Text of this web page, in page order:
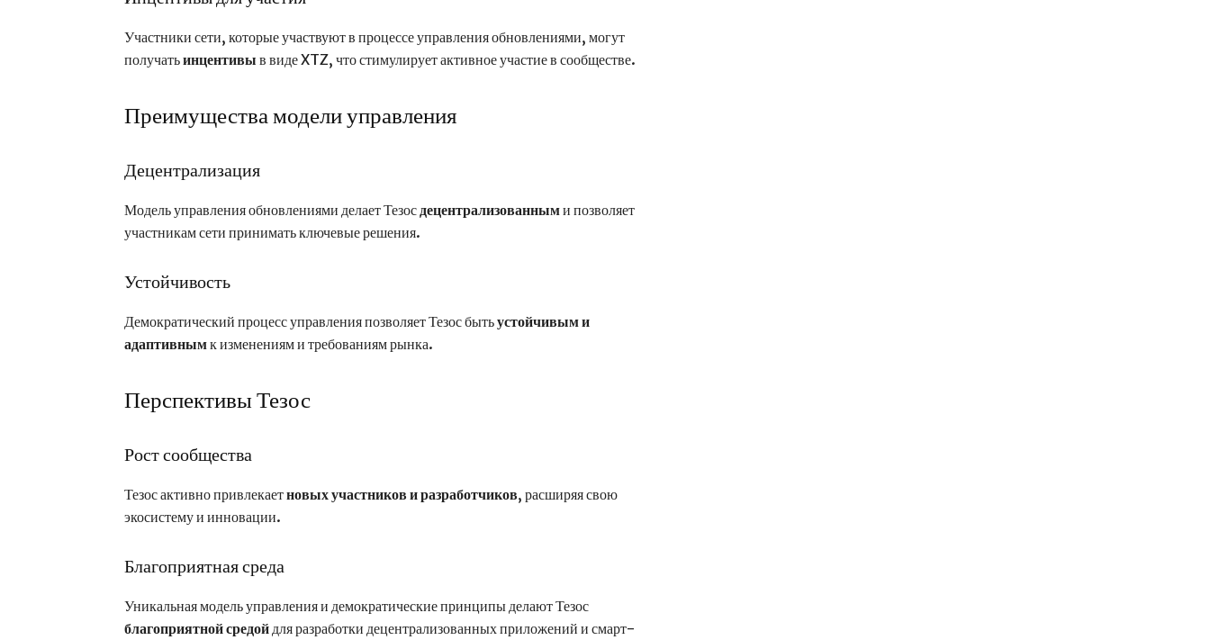
Участники сети, которые участвуют в процессе управления обновлениями, могут
получатьинцентивы в виде XTZ, что стимулирует активное участие в сообществе.
Преимущества модели управления
Децентрализация
Модель управления обновлениями делает Тезос децентрализованными позволяет
участникам сети принимать ключевые решения.
Устойчивость
Демократический процесс управления позволяет Тезос бытьустойчивым и
адаптивнымк изменениям и требованиям рынка.
Перспективы Тезос
Рост сообщества
Тезос активно привлекаетновых участников и разработчиков, расширяя свою
экосистему и инновации.
Благоприятная среда
Уникальная модель управления и демократические принципы делают Тезос
благоприятной средой для разработки децентрализованных приложений и смарт-